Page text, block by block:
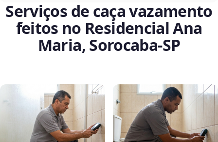
Serviços de caça vazamento
feitos no Residencial Ana
Maria, Sorocaba‑SP